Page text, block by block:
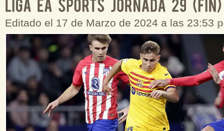
Editado el 17 de Marzo de 2024 a las 23:53